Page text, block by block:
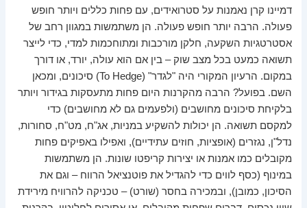
דמיינו קרן נאמנות על סטרואידים, עם פחות כללים ויותר חופש
פעולה. הרבה יותר חופש פעולה. הן משתמשות במגוון רחב של
אסטרטגיות השקעה, חלקן מורכבות ומתוחכמות למדי, כדי לייצר
תשואה כמעט בכל מצב שוק – בין אם הוא עולה, יורד, או דורך
במקום. הרעיון המקורי היה "לגדר" (To Hedge) סיכונים, ומכאן
השם. בפועל? הרבה מהקרנות היום פחות מתעסקות בגידור ויותר
בלקיחת סיכונים מחושבים (ולפעמים גם לא מחושבים) כדי
למקסם תשואה. הן יכולות להשקיע במניות, אג"ח, מט"ח, סחורות,
נדל"ן, נגזרים (אופציות, חוזים עתידיים), ואפילו באפיקים פחות
מקובלים כמו אמנות או יצירות קריפטו שונות. הן משתמשות
במינוף (כסף לווים כדי להגדיל את פוטנציאל הרווח – וגם את
הסיכון, כמובן), ובמכירה בחסר (שורט) – טכניקה להרוויח מירידת